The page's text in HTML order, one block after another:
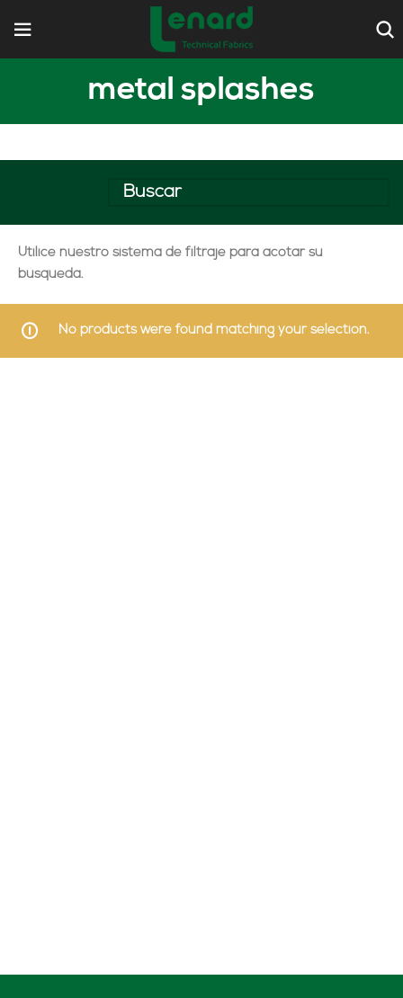
metal splashes
Utilice nuestro sistema de filtraje para acotar su
búsqueda.
No products were found matching your selection.